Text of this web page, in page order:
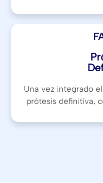
Una vez integrado
prótesis definitiva,